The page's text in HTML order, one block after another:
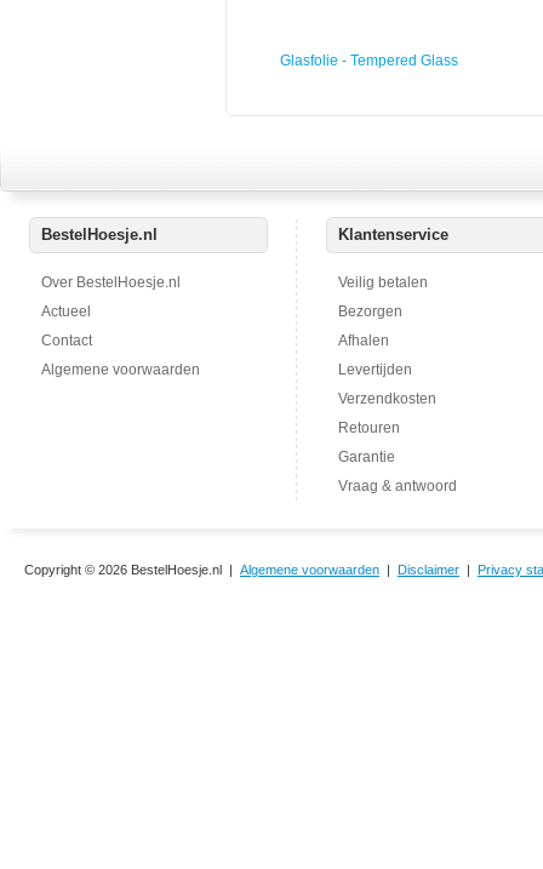
Glasfolie - Tempered Glass
BestelHoesje.nl
Over BestelHoesje.nl
Actueel
Contact
Algemene voorwaarden
Klantenservice
Veilig betalen
Bezorgen
Afhalen
Levertijden
Verzendkosten
Retouren
Garantie
Vraag & antwoord
Copyright © 2026 BestelHoesje.nl | Algemene voorwaarden | Disclaimer | Privacy